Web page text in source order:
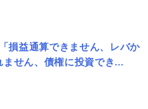
損益通算できません、レバか
ません、債権に投資でき...